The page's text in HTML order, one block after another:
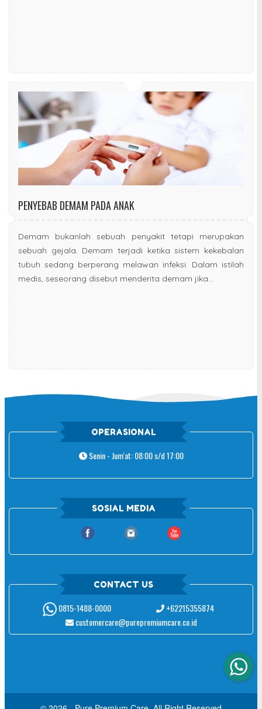
PENYEBAB DEMAM PADA ANAK
Demam bukanlah sebuah penyakit tetapi merupakan
sebuah gejala. Demam terjadi ketika sistem kekebalan
tubuh sedang berperang melawan infeksi. Dalam istilah
medis, seseorang disebut menderita demam jika...
OPERASIONAL
Senin - Jum'at: 08:00 s/d 17:00
SOSIAL MEDIA
CONTACT US
0815-1488-0000
+62215355874
customercare@purepremiumcare.co.id